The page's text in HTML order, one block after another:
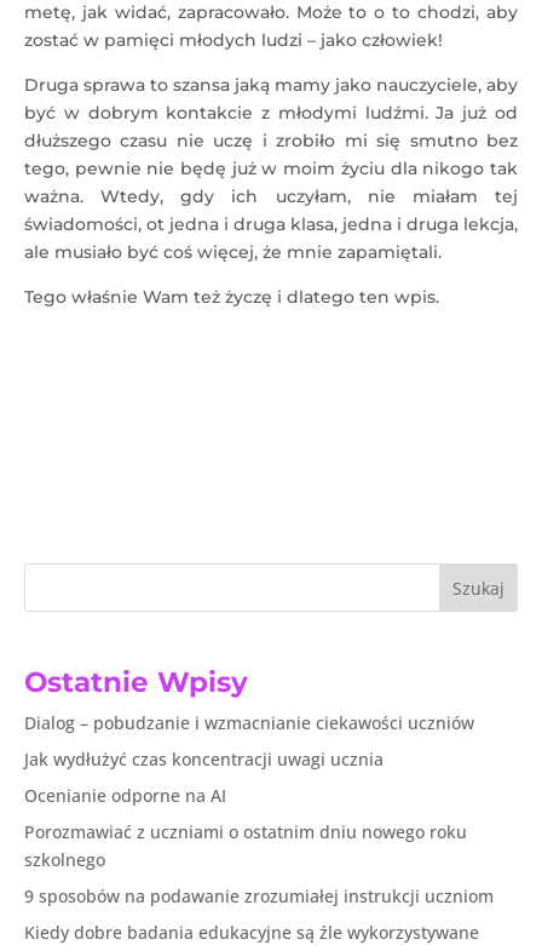
metę, jak widać, zapracowało. Może to o to chodzi, aby
zostać w pamięci młodych ludzi – jako człowiek!
Druga sprawa to szansa jaką mamy jako nauczyciele, aby
być w dobrym kontakcie z młodymi ludźmi. Ja już od
dłuższego czasu nie uczę i zrobiło mi się smutno bez
tego, pewnie nie będę już w moim życiu dla nikogo tak
ważna. Wtedy, gdy ich uczyłam, nie miałam tej
świadomości, ot jedna i druga klasa, jedna i druga lekcja,
ale musiało być coś więcej, że mnie zapamiętali.
Tego właśnie Wam też życzę i dlatego ten wpis.
Szukaj
Ostatnie Wpisy
Dialog – pobudzanie i wzmacnianie ciekawości uczniów
Jak wydłużyć czas koncentracji uwagi ucznia
Ocenianie odporne na AI
Porozmawiać z uczniami o ostatnim dniu nowego roku
szkolnego
9 sposobów na podawanie zrozumiałej instrukcji uczniom
Kiedy dobre badania edukacyjne są źle wykorzystywane